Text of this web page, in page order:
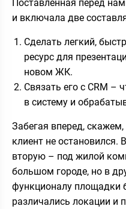
Поставленная перед
и включала две
Сделать легкий,
ресурс для
новом ЖК.
Связать его с CRM –
в систему и
Забегая вперед,
клиент не остановился.
вторую – под жилой
большом городе, но в
функционалу площадки
различались локации и